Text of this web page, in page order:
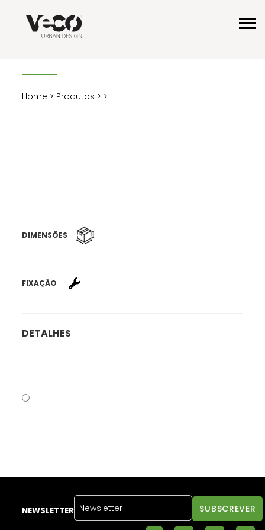
Home > Produtos > >
DIMENSÕES
FIXAÇÃO
DETALHES
NEWSLETTER